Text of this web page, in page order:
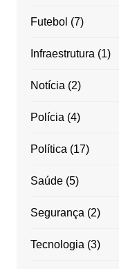
Futebol (7)
Infraestrutura (1)
Notícia (2)
Polícia (4)
Política (17)
Saúde(5)
Segurança (2)
Tecnologia (3)